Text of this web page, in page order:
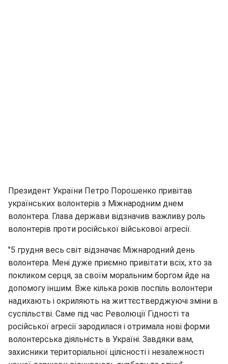
Президент України Петро Порошенко привітав
українських волонтерів з Міжнародним днем
волонтера. Глава держави відзначив важливу роль
волонтерів проти російської військової агресії.
"5 грудня весь світ відзначає Міжнародний день
волонтера. Мені дуже приємно привітати всіх, хто за
покликом серця, за своїм моральним боргом йде на
допомогу іншим. Вже кілька років поспіль волонтери
надихають і окриляють на життєстверджуючі зміни в
суспільстві. Саме під час Революції Гідності та
російської агресії зародилася і отримала нові форми
волонтерська діяльність в Україні. Завдяки вам,
захисники територіальної цілісності і незалежності